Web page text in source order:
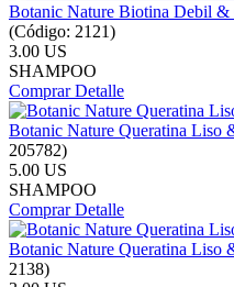
Botanic Nature Biotina Debil &
(Código: 2121)
3.00 US
SHAMPOO
ComprarDetalle
Botanic Nature Queratina Liso
205782)
5.00 US
SHAMPOO
ComprarDetalle
Botanic Nature Queratina Liso
2138)